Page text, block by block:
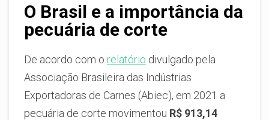
O Brasil e a importância da
pecuária de corte
De acordo com o relatório divulgado pela
Associação Brasileira das Indústrias
Exportadoras de Carnes (Abiec), em 2021 a
pecuária de corte movimentou R$ 913,14